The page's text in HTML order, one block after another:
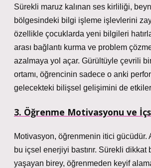
Sürekli maruz kalınan ses kirliliği,
bölgesindeki bilgi işleme işlevlerini
özellikle çocuklarda yeni bilgileri
arası bağlantı kurma ve problem
azalmaya yol açar. Gürültüyle çevrili
ortamı, öğrencinin sadece o anki
gelecekteki bilişsel gelişimini de
3. Öğrenme Motivasyonu ve
Motivasyon, öğrenmenin itici gücüdür.
bu içsel enerjiyi bastırır. Sürekli dikkat
yaşayan birey, öğrenmeden keyif